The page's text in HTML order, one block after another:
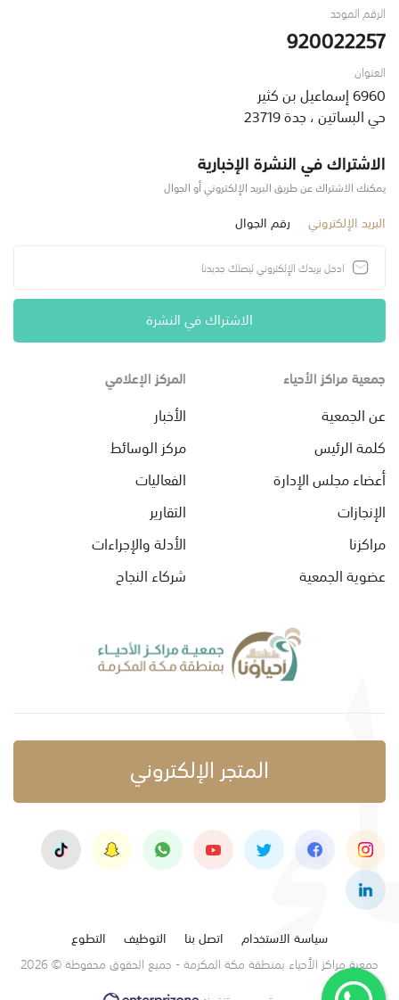
الرقم الموحد
920022257
العنوان
6960 إسماعيل بن كثير
حي البساتين ، جدة 23719
الاشتراك في النشرة الإخبارية
يمكنك الاشتراك عن طريق البريد الإلكتروني أو الجوال
البريد الإلكتروني رقم الجوال
الاشتراك في النشرة
جمعية مراكز الأحياء
عن الجمعية
كلمة الرئيس
أعضاء مجلس الإدارة
الإنجازات
مراكزنا
عضوية الجمعية
المركز الإعلامي
الأخبار
مركز الوسائط
الفعاليات
التقارير
الأدلة والإجراءات
شركاء النجاح
المتجر الإلكتروني
سياسة الاستخدام اتصل بنا التوظيف
التطوع
جمعية مراكز الأحياء بمنطقة مكة المكرمة - جميع الحقوق محفوظة © 2026